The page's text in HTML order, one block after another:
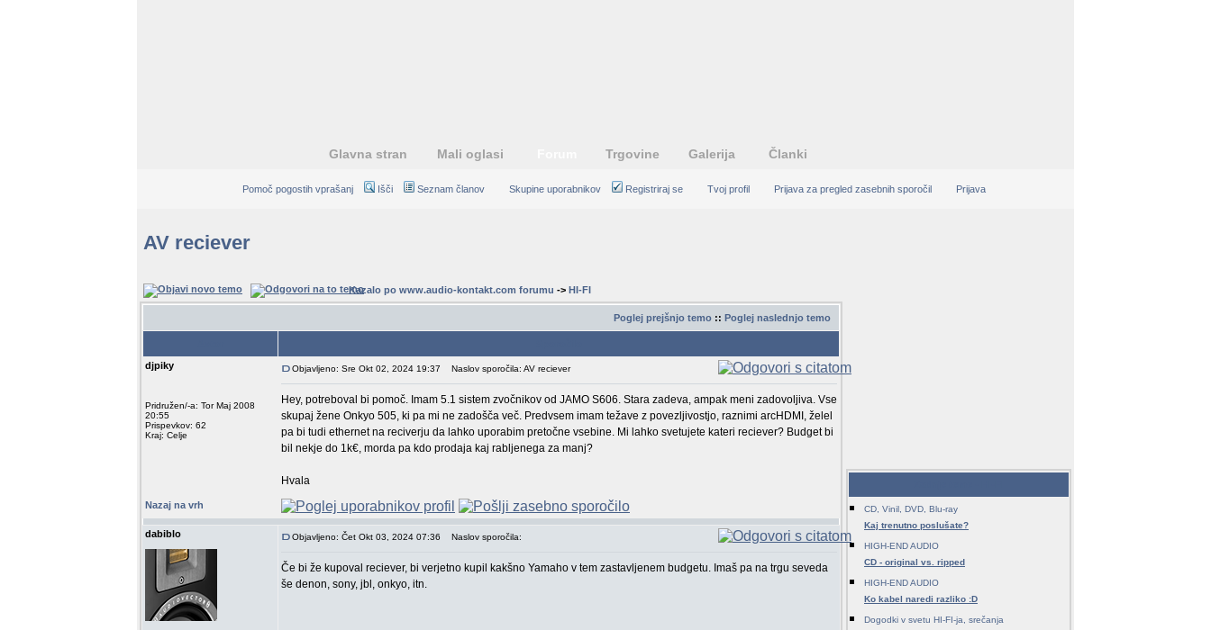
Glavna stran Mali oglasi Trgovine Galerija Članki
Pomoč pogostih vprašanj Išči Seznam članov Skupine uporabnikov Registriraj se Tvoj profil Prijava za pregled zasebnih sporočil Prijava
AV reciever
Kazalo po www.audio-kontakt.com forumu -> HI-FI
Poglej prejšnjo temo :: Poglej naslednjo temo
djpiky
Pridružen/-a: Tor Maj 2008
20:55
Prispevkov: 62
Kraj: Celje
Objavljeno: Sre Okt 02, 2024 19:37 Naslov sporočila: AV reciever
Hey, potreboval bi pomoč. Imam 5.1 sistem zvočnikov od JAMO S606. Stara zadeva, ampak meni zadovoljiva. Vse
skupaj žene Onkyo 505, ki pa mi ne zadošča več. Predvsem imam težave z povezljivostjo, raznimi arcHDMI, želel
pa bi tudi ethernet na reciverju da lahko uporabim pretočne vsebine. Mi lahko svetujete kateri reciever? Budget bi
bil nekje do 1k€, morda pa kdo prodaja kaj rabljenega za manj?
Hvala
Nazaj na vrh
dabiblo Objavljeno: Čet Okt 03, 2024 07:36 Naslov sporočila:
Če bi že kupoval reciever, bi verjetno kupil kakšno Yamaho v tem zastavljenem budgetu. Imaš pa na trgu seveda
še denon, sony, jbl, onkyo, itn.
CD, Vinil, DVD, Blu-ray
Kaj trenutno poslušate?
HIGH-END AUDIO
CD - original vs. ripped
HIGH-END AUDIO
Ko kabel naredi razliko :D
Dogodki v svetu HI-FI-ja, srečanja